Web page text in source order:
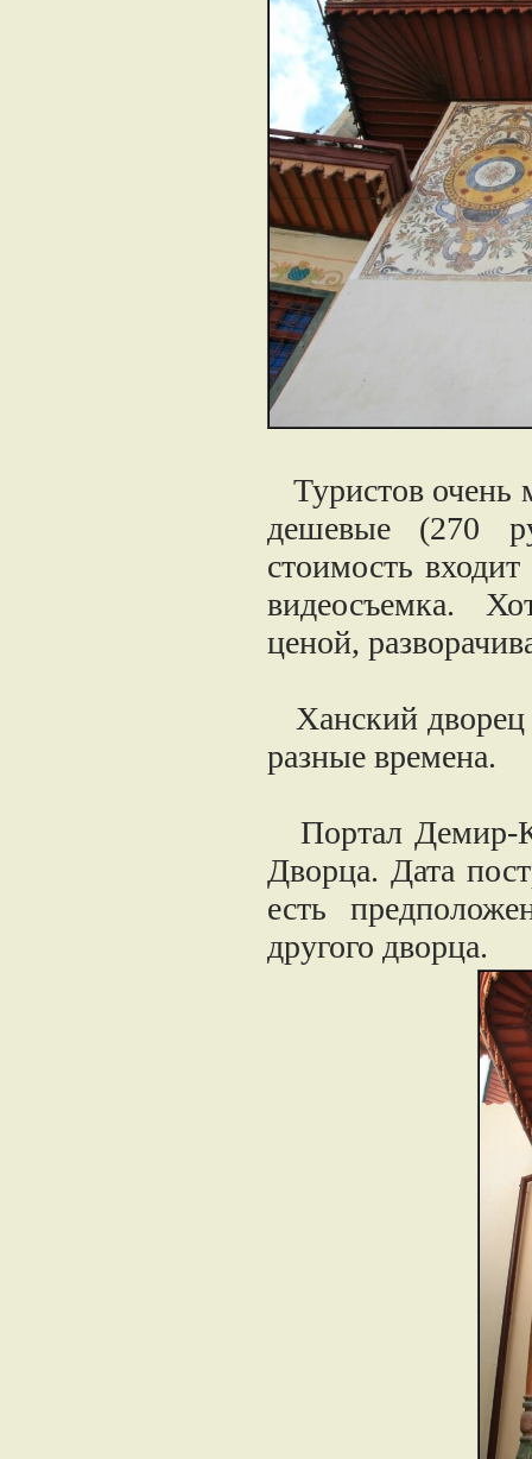
Туристов очень
дешевые (270
стоимость
видеосъемка.
ценой,
Ханский
разные времена.
Портал Демир-
Дворца. Дата
есть
другого дворца.